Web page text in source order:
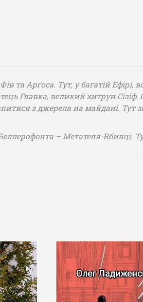
та Аргоса. Тут, у багатій Ефірі,
Главка, великий хитрун
з джерела на майдані. Тут
– Метателя-Вбивці.